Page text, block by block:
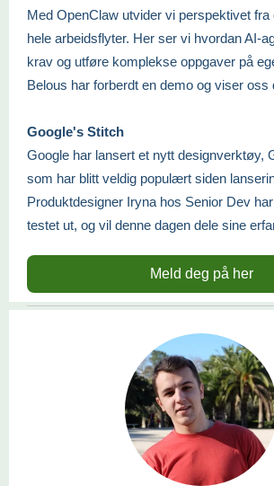
Med OpenClaw utvider vi perspektivet fra
hele arbeidsflyter. Her ser vi hvordan AI-
krav og utføre komplekse oppgaver på
Belous har forberdt en demo og viser oss
Google's Stitch
Google har lansert et nytt designverktøy,
som har blitt veldig populært siden
Produktdesigner Iryna hos Senior Dev
testet ut, og vil denne dagen dele sine
Meld deg på her